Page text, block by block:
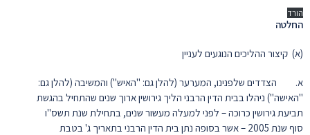
הורד
החלטה
(א) קיצור ההליכים הנוגעים לעניין
א. הצדדים שלפנינו, המערער (להלן גם: "האיש") והמשיבה (להלן גם:
"האישה") ניהלו בבית הדין הרבני הליך גירושין ארוך שנים שהתחיל בהגשת
תביעת גירושין כרוכה – לפני למעלה מעשור שנים, בתחילת שנת תשס"ו
סוף שנת 2005 – אשר בסופה נתן בית הדין הרבני בתאריך ג' בטבת